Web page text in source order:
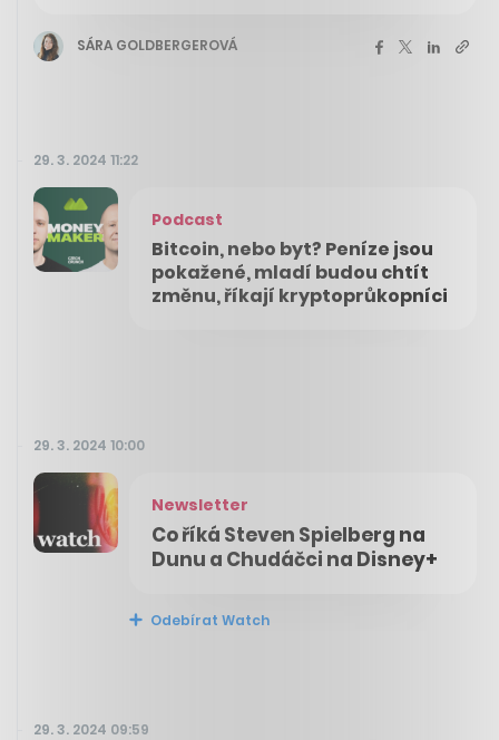
SÁRA GOLDBERGEROVÁ
29. 3. 2024 11:22
Podcast
Bitcoin, nebo byt? Peníze jsou
pokažené, mladí budou chtít
změnu, říkají kryptoprůkopníci
29. 3. 2024 10:00
Newsletter
Co říká Steven Spielberg na
Dunu a Chudáčci na Disney+
Odebírat Watch
29. 3. 2024 09:59